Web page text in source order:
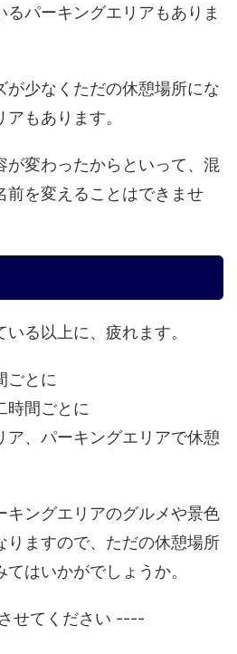
るパーキングエリアもありま
が少なくただの休憩場所にな
もあります。
が変わったからといって、混
前を変えることはできませ
る以上に、疲れます。
ごとに
時間ごとに
ア、パーキングエリアで休憩
キングエリアのグルメや景色
りますので、ただの休憩場所
はいかがでしょうか。
せてください ----